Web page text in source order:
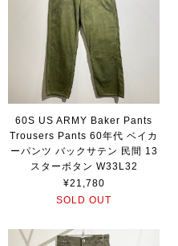
60S US ARMY Baker Pants
Trousers Pants 60年代 ベイカ
ーパンツ バックサテン 民間 13
スターボタン W33L32
¥21,780
SOLD OUT